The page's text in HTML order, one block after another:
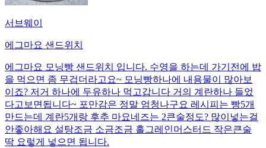
서브웨이
에그마요 샌드위치
에그마요 모닝빵 샌드위치 입니다. 수영을 하는데 가기전에 밥
을 먹으면 좀 무겁더라고요~ 모닝빵하나에 내용물이 많아보
이죠? 저거 하나에 두유하나 먹고갑니다 거의 계란하나 들었
다고보면됩니다~ 포만감은 정말 엄청나구요 레시피는 빵5개
만드는데 계란5개랑 후추 마요네즈는 2큰술정도? 많이넣는걸
안좋아해요 설탕조금 소금조금 홀그레인머스터드 작은큰술
딱 요렇게 넣으면 됩니다.